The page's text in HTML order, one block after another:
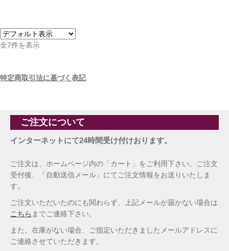
全7件を表示
特定商取引法に基づく表記
ご注文について
インターネットにて24時間受け付けおります。
ご注文は、ホームページ内の「カート」をご利用下さい。ご注文
受付後、「自動送信メール」にてご注文情報をお送りいたしま
す。
ご注文いただいたのにも関わらず、上記メールが届かない場合は
こちら までご連絡下さい。
また、在庫がない場合、ご指定いただきましたメールアドレスに
ご連絡させていただきます。